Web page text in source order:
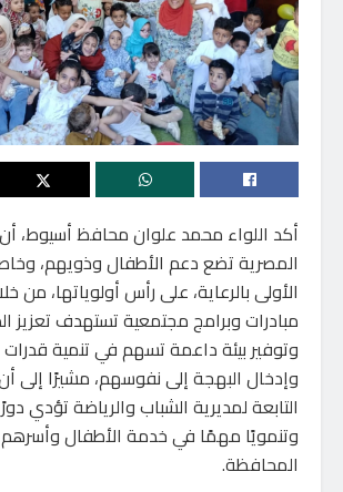
أكد اللواء محمد علوان محافظ أسيوط،
المصرية تضع دعم الأطفال وذويهم،
الأولى بالرعاية، على رأس أولوياتها، من
مبادرات وبرامج مجتمعية تستهدف تعزيز
وتوفير بيئة داعمة تسهم في تنمية
وإدخال البهجة إلى نفوسهم، مشيرًا إلى
التابعة لمديرية الشباب والرياضة تؤدي
وتنمويًا مهمًا في خدمة الأطفال
المحافظة.